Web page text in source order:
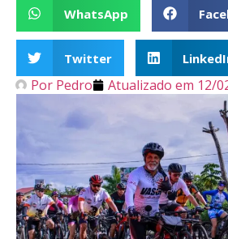
WhatsApp
Twitter
Por Pedro Atualizado em 12/